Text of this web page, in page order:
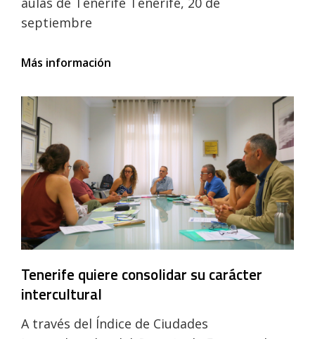
septiembre
Más información
con
un
escape
room
antirracista
Tenerife quiere consolidar su carácter
intercultural
A través del Índice de Ciudades